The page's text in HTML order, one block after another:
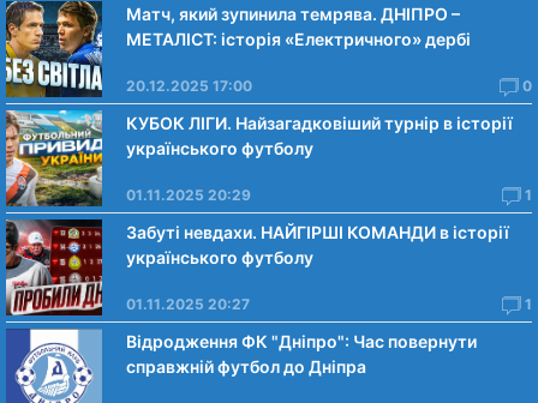
Матч, який зупинила темрява. ДНІПРО –
МЕТАЛІСТ: історія «Електричного» дербі
20.12.2025 17:00 0
КУБОК ЛІГИ. Найзагадковіший турнір в історії
українського футболу
01.11.2025 20:29 1
Забуті невдахи. НАЙГІРШІ КОМАНДИ в історії
українського футболу
01.11.2025 20:27 1
Відродження ФК "Дніпро": Час повернути
справжній футбол до Дніпра